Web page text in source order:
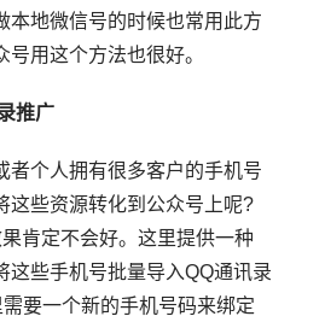
本地微信号的时候也常用此方
用这个方法也很好。
推广
个人拥有很多客户的手机号
这些资源转化到公众号上呢?
肯定不会好。这里提供一种
这些手机号批量导入QQ通讯录
要一个新的手机号码来绑定